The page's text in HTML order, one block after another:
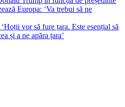
Europa: ‘Va trebui să ne
vor să fure țara. Este esențial să
și a ne apăra țara’